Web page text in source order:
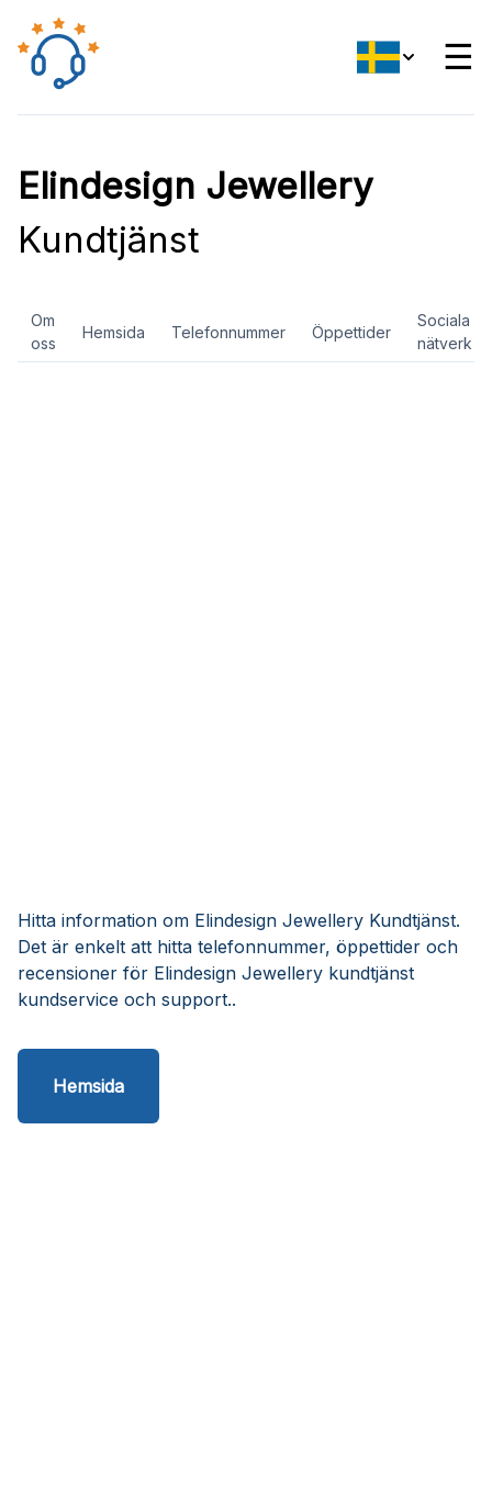
☰
Elindesign Jewellery
Kundtjänst
Om
oss
Hemsida Telefonnummer Öppettider
Sociala
nätverk
Hitta information om Elindesign Jewellery Kundtjänst.
Det är enkelt att hitta telefonnummer, öppettider och
recensioner för Elindesign Jewellery kundtjänst
kundservice och support..
Hemsida